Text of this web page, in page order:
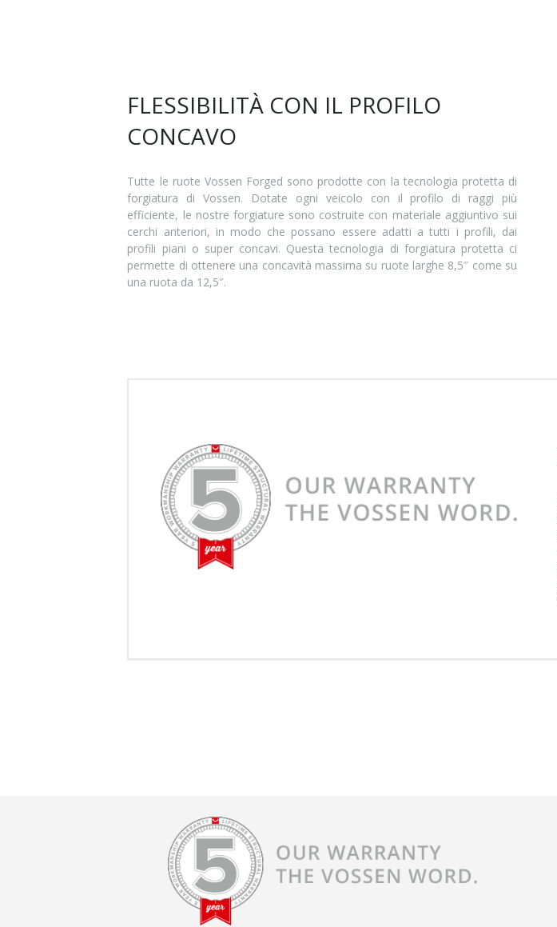
FLESSIBILITÀ CON IL PROFILO
CONCAVO
Tutte le ruote Vossen Forged sono prodotte con la tecnologia protetta di
forgiatura di Vossen. Dotate ogni veicolo con il profilo di raggi più
efficiente, le nostre forgiature sono costruite con materiale aggiuntivo sui
cerchi anteriori, in modo che possano essere adatti a tutti i profili, dai
profili piani o super concavi. Questa tecnologia di forgiatura protetta ci
permette di ottenere una concavità massima su ruote larghe 8,5″ come su
una ruota da 12,5″.